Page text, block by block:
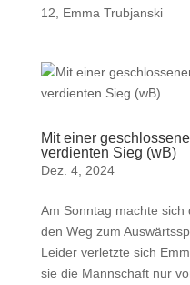
12, Emma Trubjanski
Mit einer
verdienten Sieg (wB)
Dez. 4, 2024
Am Sonntag machte
den Weg zum
Leider verletzte sich
sie die Mannschaft nur